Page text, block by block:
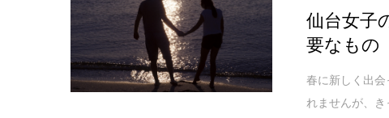
仙台女子
要なもの
春に新しく出
れませんが、